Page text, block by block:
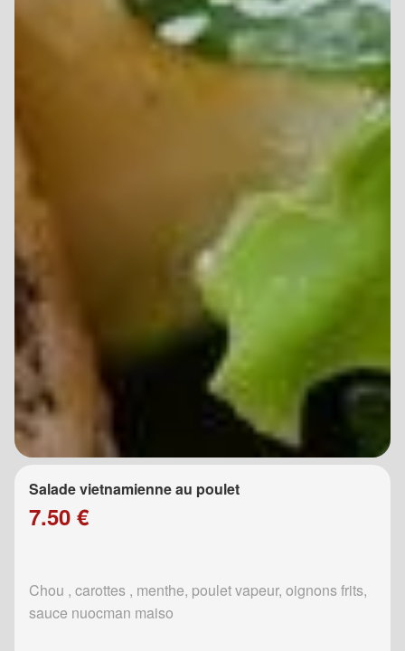
Salade vietnamienne au poulet
7.50 €
Chou , carottes , menthe, poulet vapeur, oignons frits,
sauce nuocman maiso